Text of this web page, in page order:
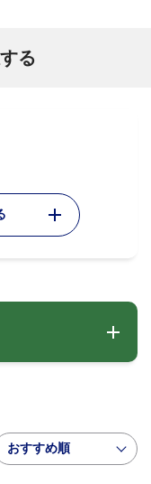
る
おすすめ順